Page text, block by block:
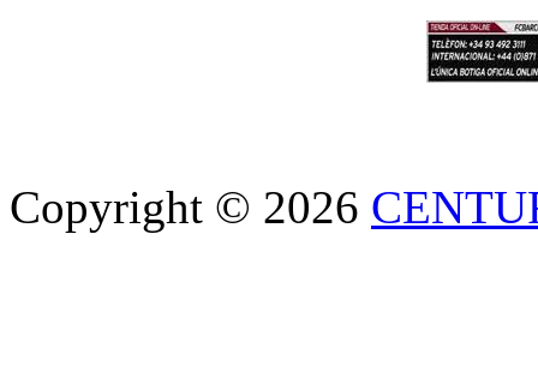
Copyright © 2026